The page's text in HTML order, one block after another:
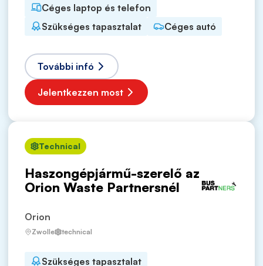
Céges laptop és telefon
Szükséges tapasztalat
Céges autó
További infó
Jelentkezzen most
Technical
Haszongépjármű-szerelő az
Orion Waste Partnersnél
Orion
Zwolle technical
Szükséges tapasztalat